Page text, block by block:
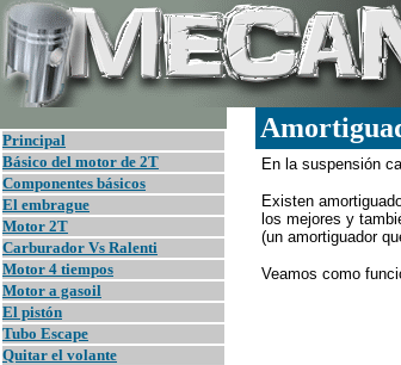
Principal
Básico del motor de 2T
Componentes básicos
El embrague
Motor 2T
Carburador Vs Ralenti
Motor 4 tiempos
Motor a gasoil
El pistón
Tubo Escape
Quitar el volante
En la suspensión
Existen
los mejores y
(un amortiguador
Veamos como